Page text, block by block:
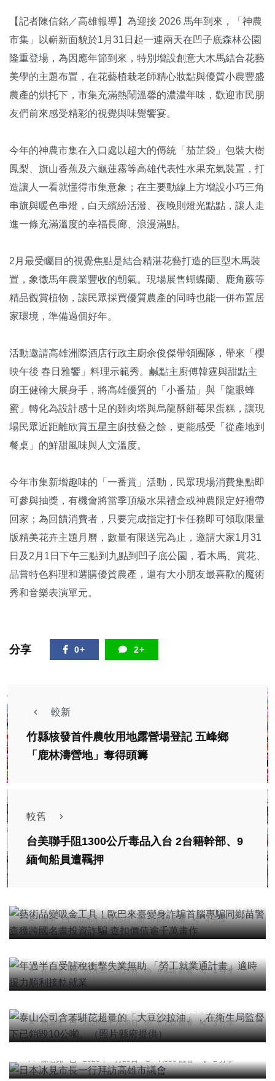
【記者陳信銘／高雄報導】為迎接 2026 馬年到來，「神農
市集」以嶄新面貌於1月31日起一連兩天在凹子底森林公園
隆重登場，為因應年節到來，特別增設創意大木馬結合花藝
美學的主題布置，在花藝植栽老師精心妝點與優質小農豐盛
農產的烘托下，市集充滿熱鬧溫馨的濃濃年味，歡迎市民朋
友們前來感受精彩的視覺與味覺饗宴。
今年的神農市集在入口處以超大的傳統「茄芷袋」包裝大樹
鳳梨、旗山香蕉及六龜蓮霧等高雄代表性水果充氣裝置，打
造讓人一看就懂得市集意象；在主要動線上方增設小巧三角
串旗與暖色串燈，白天繽紛活潑、夜晚則燈光點點，讓人走
進一條充滿溫度的幸福長廊、浪漫滿點。
2月最受矚目的視覺焦點是結合精湛花藝打造的巨型木馬裝
置，象徵馬年農業豐收的朝氣。現場展售蝴蝶蘭、鹿角蕨等
精品觀賞植物，讓民眾採買優質農產的同時也能一併布置居
家環境，準備過個好年。
活動邀請高雄洲際酒店行政主廚余俊傑帶領團隊，帶來「櫻
映午後 春日雅饗」料理示範秀。鹹點主廚傅韓霆與甜點主
廚王健翰大展身手，將高雄優質的「小番茄」與「龍眼蜂
蜜」轉化為設計感十足的雞肉塔與烏龍酥餅莓果蛋糕，讓現
場民眾近距離欣賞五星主廚技藝之餘，更能感受「從產地到
餐桌」的鮮甜風味與人文溫度。
今年市集新增趣味的「一番賞」活動，民眾現場消費集點即
可參與抽獎，有機會將當季頂級水果禮盒或神農限定好禮帶
回家；為回饋消費者，只要完成指定打卡任務即可領取限量
版精美花卉主題月曆，數量有限送完為止，邀請大家1月31
日及2月1日下午三點到九點到凹子底公園，看木馬、賞花、
品嘗特色料理和選購優質農產，還有大小朋友最喜歡的魔術
秀和音樂表演單元。
分享 0+ 2+
較新
竹縣核發首件農牧用地露營場登記 五峰鄉
「鹿林濤營地」奪得頭籌
較舊
台美聯手阻1300公斤毒品入台 2台籍幹部、9
緬甸船員遭羈押
陳明 2026年六月26日 6,880 觀看 4 分享
社會 綜合新聞
年過半百受關稅衝擊失業無助 「勞工就業通計畫」
任禮清 2026年一月15日 9,846 觀看 4 分享
社會 綜合新聞 健康 文教
泰山公司含苯駢芘超量的「大豆沙拉油」，在衛生
周為政 2026年七月08日 6,752 觀看 3 分享
綜合新聞
日本冰見市長一行拜訪高雄市議會
陳信銘 2026年一月29日 7,856 觀看 2 分享
綜合新聞
開跑 縣長張麗善宣布申請資格再放寬 鼓勵雲青創